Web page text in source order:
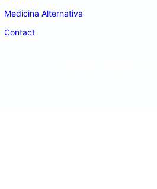
Medicina Alternativa
Contact